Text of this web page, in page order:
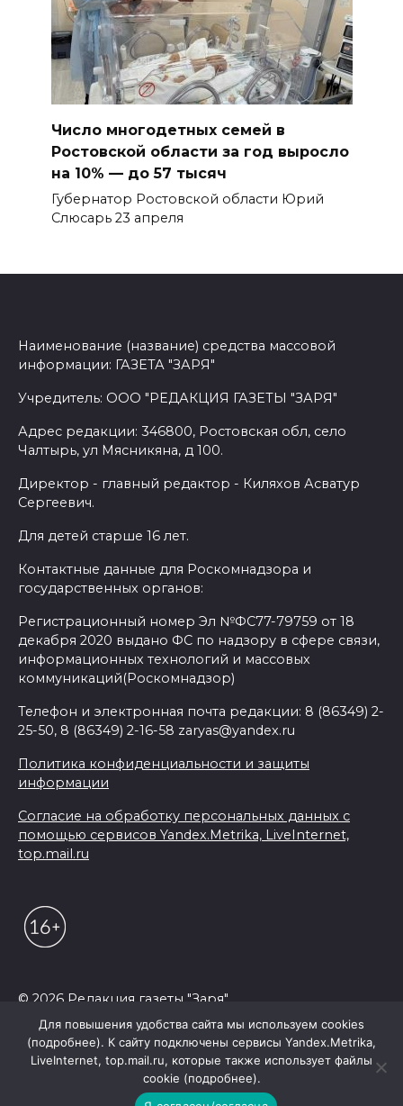
Число многодетных семей в
Ростовской области за год выросло
на 10% — до 57 тысяч
Губернатор Ростовской области Юрий
Слюсарь 23 апреля
Наименование (название) средства массовой
информации: ГАЗЕТА "ЗАРЯ"
Учредитель: ООО "РЕДАКЦИЯ ГАЗЕТЫ "ЗАРЯ"
Адрес редакции: 346800, Ростовская обл, село
Чалтырь, ул Мясникяна, д 100.
Директор - главный редактор - Киляхов Асватур
Сергеевич.
Для детей старше 16 лет.
Контактные данные для Роскомнадзора и
государственных органов:
Регистрационный номер Эл №ФС77-79759 от 18
декабря 2020 выдано ФС по надзору в сфере связи,
информационных технологий и массовых
коммуникаций(Роскомнадзор)
Телефон и электронная почта редакции: 8 (86349) 2-
25-50, 8 (86349) 2-16-58 zaryas@yandex.ru
Политика конфиденциальности и защиты
информации
Согласие на обработку персональных данных с
помощью сервисов Yandex.Metrika, LiveInternet,
top.mail.ru
© 2026 Редакция газеты "Заря"
Для повышения удобства сайта мы используем cookies
(подробнее). К сайту подключены сервисы Yandex.Metrika,
LiveInternet, top.mail.ru, которые также использует файлы
cookie (подробнее).